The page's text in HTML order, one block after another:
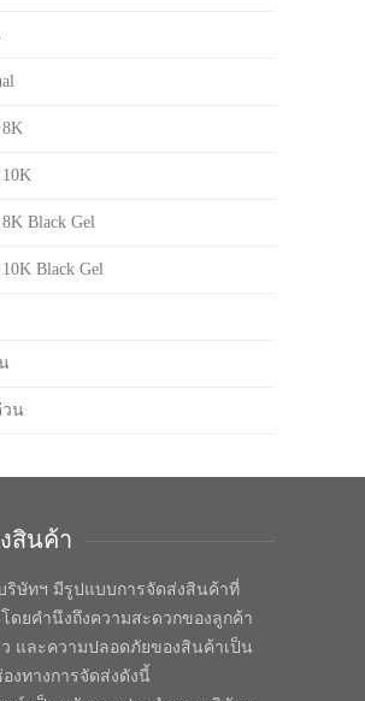
Black Gel
Black Gel
น
สินค้า
ริษัทฯ มีรูปแบบการจัดส่งสินค้าที่
ดยคำนึงถึงความสะดวกของลูกค้า
ว และความปลอดภัยของสินค้าเป็น
งทางการจัดส่งดังนี้